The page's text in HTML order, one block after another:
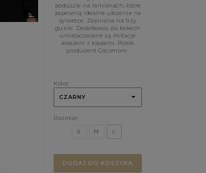
poduszki na ramionach, które
zapewnią idealne ułożenie na
sylwetce. Zapinana na trzy
guziki. Dodatkowo, po bokach
umiejscowione są imitacje
kieszeni z klapami. Polski
producent Cocomore.
Kolor:
CZARNY
Rozmiar:
S
M L
DODAJ DO KOSZYKA